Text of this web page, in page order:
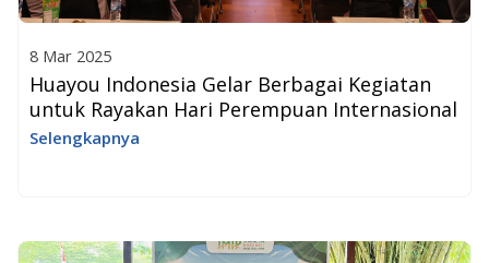
8 Mar 2025
Huayou Indonesia Gelar Berbagai Kegiatan
untuk Rayakan Hari Perempuan Internasional
Selengkapnya